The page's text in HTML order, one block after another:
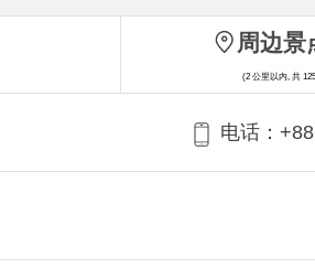
电话：
周边景
(2 公里以内, 共